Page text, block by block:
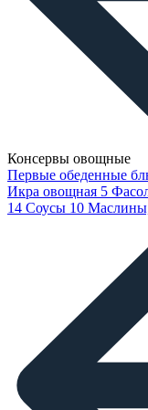
Консервы овощные
Первые обеденные
Икра овощная 5
14 Соусы 10